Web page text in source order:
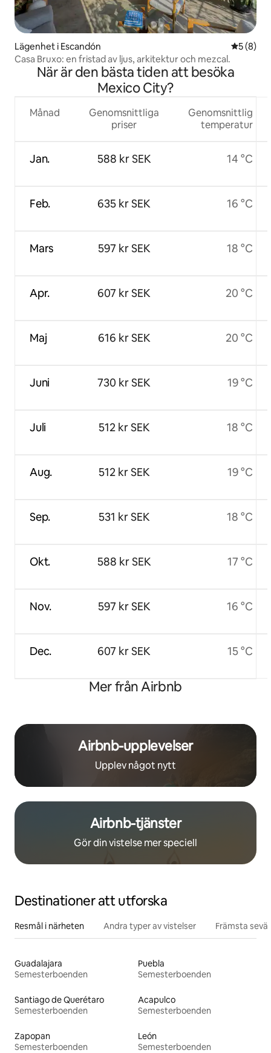
Lägenhet i Escandón 5 av 5 i
5 (8)
Casa Bruxo: en fristad av ljus, arkitektur och mezcal.
När är den bästa tiden att besöka
Mexico City?
Månad
Jan.
Feb.
Mars
Apr.
Maj
Juni
Juli
Aug.
Sep.
Okt.
Nov.
Dec.
Genomsnittliga
priser
588 kr SEK
635 kr SEK
597 kr SEK
607 kr SEK
616 kr SEK
730 kr SEK
512 kr SEK
512 kr SEK
531 kr SEK
588 kr SEK
597 kr SEK
607 kr SEK
Genomsnittlig
temperatur
14 °C
16 °C
18 °C
20 °C
20 °C
19 °C
18 °C
19 °C
18 °C
17 °C
16 °C
15 °C
Mer från Airbnb
Airbnb-upplevelser
Upplev något nytt
Airbnb-tjänster
Gör din vistelse mer speciell
Destinationer att utforska
Resmål i närheten Andra typer av vistelser Främsta
Guadalajara
Semesterboenden
Puebla
Semesterboenden
Santiago de Querétaro
Semesterboenden
Acapulco
Semesterboenden
Zapopan
Semesterboenden
León
Semesterboenden